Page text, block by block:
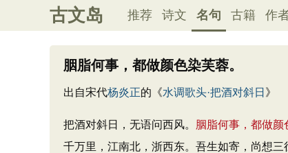
古文岛 推荐 诗文 名句 古籍 作
胭脂何事，都做颜色染芙蓉。
出自宋代杨炎正的《水调歌头·把酒对斜日 》
把酒对斜日，无语问西风。 胭脂何事，都做颜
千万里，江南北，浙西东。吾生如寄，尚想